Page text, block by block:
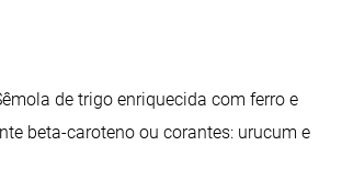
de trigo enriquecida com ferro e
beta-caroteno ou corantes: urucum e